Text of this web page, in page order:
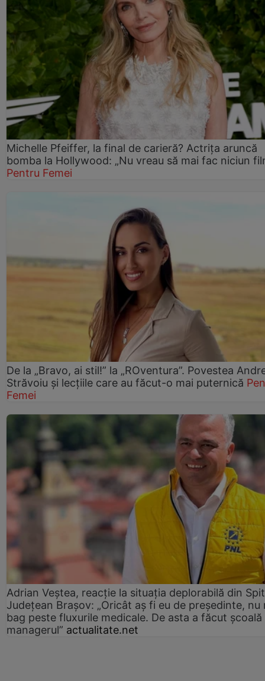
Michelle Pfeiffer, la final de carieră? Actrița aruncă
bomba la Hollywood: „Nu vreau să mai fac niciun
Pentru Femei
De la „Bravo, ai stil!” la „ROventura”. Povestea
Străvoiu și lecțiile care au făcut-o mai puternică
Femei
Adrian Veștea, reacție la situația deplorabilă din
Județean Brașov: „Oricât aș fi eu de președinte, nu
bag peste fluxurile medicale. De asta a făcut școală
managerul” actualitate.net